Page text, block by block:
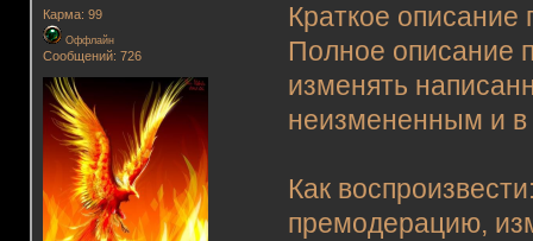
Карма: 99
Оффлайн
Сообщений: 726
Краткое
Полное описание
изменять
неизмененным и в
Как
премодерацию,